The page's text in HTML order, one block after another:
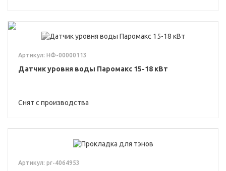
Артикул: НФ-00000113
Датчик уровня воды Паромакс 15-18 кВт
Снят с производства
Артикул: pr-4064953